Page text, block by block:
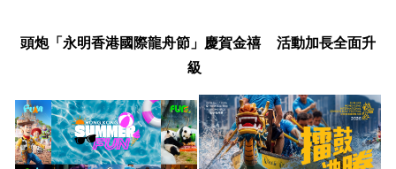
頭炮「永明香港國際龍舟節」慶賀金禧
活動加長全面升
級